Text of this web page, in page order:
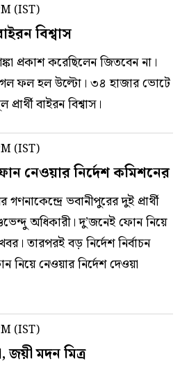
(IST)
বিশ্বাস
প্রকাশ করেছিলেন জিতবেন না।
ফল হল উল্টো। ৩৪ হাজার ভোটে
বাইরন বিশ্বাস।
(IST)
নেওয়ার নির্দেশ কমিশনের
ভবানীপুরের দুই প্রার্থী
অধিকারী। দু’জনেই ফোন নিয়ে
তারপরই বড় নির্দেশ নির্বাচন
নিয়ে নেওয়ার নির্দেশ দেওয়া
(IST)
মদন মিত্র